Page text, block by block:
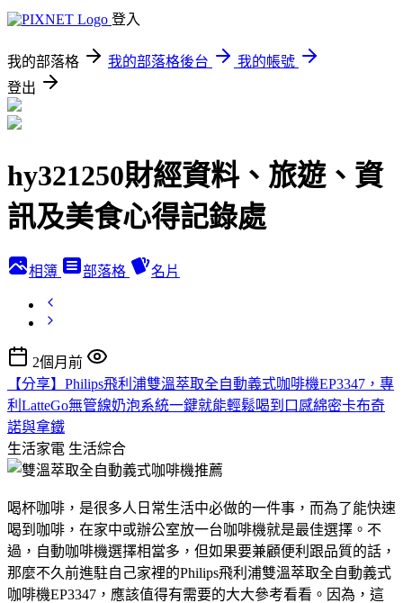
登入
我的部落格 我的部落格後台
我的帳號
登出
hy321250財經資料、旅遊、資
訊及美食心得記錄處
相簿 部落格 名片
2個月前
【分享】Philips飛利浦雙溫萃取全自動義式咖啡機EP3347，專
利LatteGo無管線奶泡系統一鍵就能輕鬆喝到口感綿密卡布奇
諾與拿鐵
生活家電 生活綜合
喝杯咖啡，是很多人日常生活中必做的一件事，而為了能快速
喝到咖啡，在家中或辦公室放一台咖啡機就是最佳選擇。不
過，自動咖啡機選擇相當多，但如果要兼顧便利跟品質的話，
那麼不久前進駐自己家裡的Philips飛利浦雙溫萃取全自動義式
咖啡機EP3347，應該值得有需要的大大參考看看。因為，這